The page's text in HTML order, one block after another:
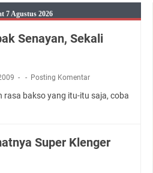
7 Agustus 2026
Dicabut Dari Hidupmu, Kamu Akan
Penuh Uang
juga Tempat Beristirahat yang Paling
Sangat Seru
Dokumen SPMI
Senayan, Sekali
Posting Komentar
rasa bakso yang itu-itu saja, coba
Super Klenger